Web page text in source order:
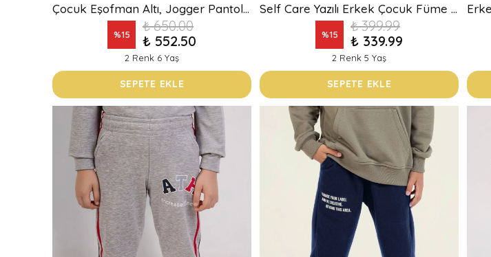
Çocuk Eşofman Altı, Jogger Pantolon, Lastikli Paça Eşofman, Basic Eşofman.
%15
₺ 650.00
₺ 552.50
2 Renk 6 Yaş
SEPETE EKLE
Self Care Yazılı Erkek Çocuk Füme Eşofman Altı – Rahat Kalıp Jogger Sweatpant
%15
₺ 399.99
₺ 339.99
2 Renk 5 Yaş
SEPETE EKLE